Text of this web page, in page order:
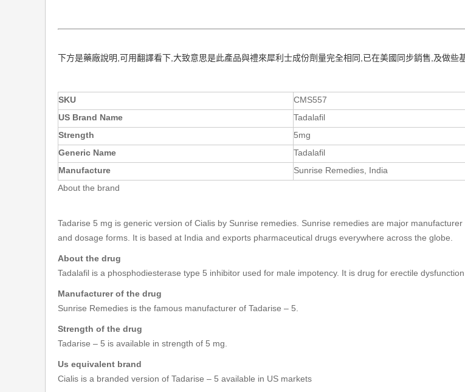
下方是藥廠說明,可用翻譯看下,大致意思是此產品與禮來犀利士成份劑量完全相同,已在美國同步銷售,及做些
SKU
CMS557
US Brand Name
Tadalafil
Strength
5mg
Generic Name
Tadalafil
Manufacture
Sunrise Remedies, India
About the brand
Tadarise 5 mg is generic version of Cialis by Sunrise remedies. Sunrise remedies are major
and dosage forms. It is based at India and exports pharmaceutical drugs everywhere across the globe.
About the drug
Tadalafil is a phosphodiesterase type 5 inhibitor used for male impotency. It is drug for erectile dysfunction.
Manufacturer of the drug
Sunrise Remedies is the famous manufacturer of Tadarise – 5.
Strength of the drug
Tadarise – 5 is available in strength of 5 mg.
Us equivalent brand
Cialis is a branded version of Tadarise – 5 available in US markets